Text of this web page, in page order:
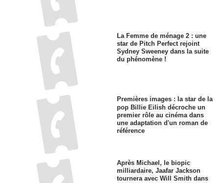
La Femme de ménage 2 : une
star de Pitch Perfect rejoint
Sydney Sweeney dans la suite
du phénomène !
Premières images : la star de la
pop Billie Eilish décroche un
premier rôle au cinéma dans
une adaptation d'un roman de
référence
Après Michael, le biopic
milliardaire, Jaafar Jackson
tournera avec Will Smith dans